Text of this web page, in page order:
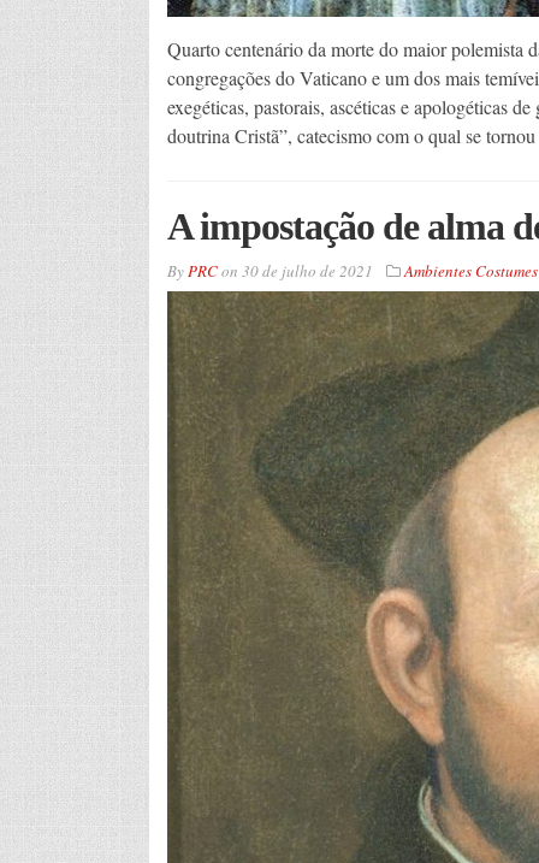
Quarto centenário da morte do maior polemista
congregações do Vaticano e um dos mais
exegéticas, pastorais, ascéticas e apologéticas
doutrina Cristã”, catecismo com o qual se
A impostação de alma
ByPRCon 30 de julho de 2021 Ambientes